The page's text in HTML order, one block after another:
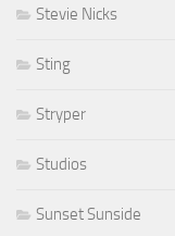
Stevie Nicks
Sting
Stryper
Studios
Sunset Sunside